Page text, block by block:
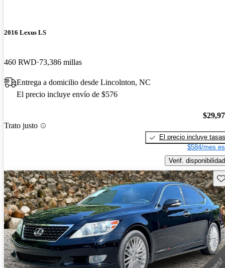
2016 Lexus LS
460 RWD 73,386 millas
Entrega a domicilio desde Lincolnton, NC
El precio incluye envío de $576
Trato justo
El precio incluye tasas
$584/mes
Verif. disponibilidad